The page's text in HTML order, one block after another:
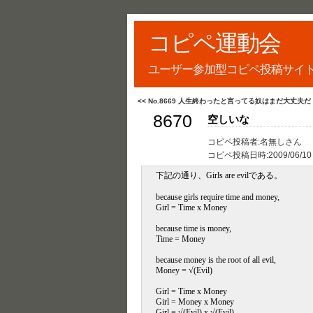
コピペ運動会
ユーザー参加型コピペ投稿サイト
<< No.8669 人生終わったと言ってる奴はまだ大丈夫だ
8670 空しいな
コピペ投稿者:名無しさん
コピペ投稿日時:2009/06/
下記の通り、Girls are evilである。
because girls require time and money,
Girl = Time x Money
because time is money,
Time = Money
because money is the root of all evil,
Money = √(Evil)
Girl = Time x Money
Girl = Money x Money